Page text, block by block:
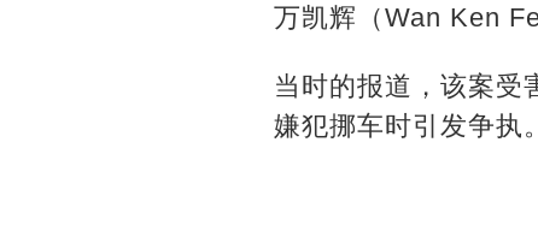
万凯辉（Wan Ken
当时的报道，该案受
嫌犯挪车时引发争执。